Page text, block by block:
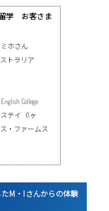
学 お客さま
ホさん
トラリア
College
テイ（1ヶ
・ファームス
M・Iさんからの体験